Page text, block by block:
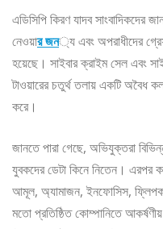
এডিসিপি কিরণ যাদব সাংবাদিকদের
নেওয়ার জন্য এবং অপরাধীদের
হয়েছে। সাইবার ক্রাইম সেল এবং
টাওয়ারের চতুর্থ তলায় একটি অবৈধ
করে।
জানতে পারা গেছে, অভিযুক্তরা
যুবকদের ডেটা কিনে নিতেন। এরপর কল
আমূল, অ্যামাজন, ইনফোসিস,
মতো প্রতিষ্ঠিত কোম্পানিতে